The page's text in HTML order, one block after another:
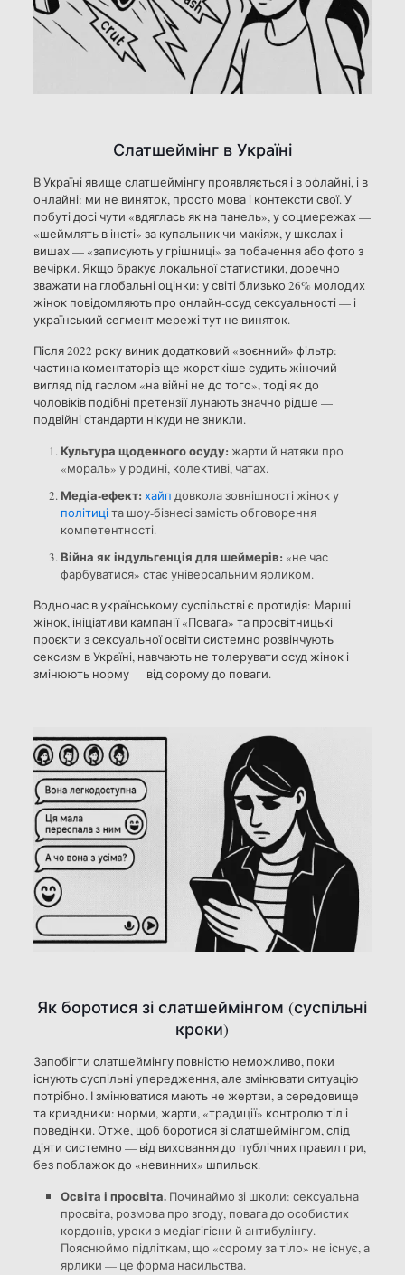
Слатшеймінг в Україні
В Україні явище слатшеймінгу проявляється і в офлайні, і в
онлайні: ми не виняток, просто мова і контексти свої. У
побуті досі чути «вдяглась як на панель», у соцмережах —
«шеймлять в інсті» за купальник чи макіяж, у школах і
вишах — «записують у грішниці» за побачення або фото з
вечірки. Якщо бракує локальної статистики, доречно
зважати на глобальні оцінки: у світі близько 26% молодих
жінок повідомляють про онлайн-осуд сексуальності — і
український сегмент мережі тут не виняток.
Після 2022 року виник додатковий «воєнний» фільтр:
частина коментаторів ще жорсткіше судить жіночий
вигляд під гаслом «на війні не до того», тоді як до
чоловіків подібні претензії лунають значно рідше —
подвійні стандарти нікуди не зникли.
Культура щоденного осуду: жарти й натяки про
«мораль» у родині, колективі, чатах.
Медіа-ефект: хайп довкола зовнішності жінок у
політиціта шоу-бізнесі замість обговорення
компетентності.
Війна як індульгенція для шеймерів: «не час
фарбуватися» стає універсальним ярликом.
Водночас в українському суспільстві є протидія: Марші
жінок, ініціативи кампанії «Повага» та просвітницькі
проєкти з сексуальної освіти системно розвінчують
сексизм в Україні, навчають не толерувати осуд жінок і
змінюють норму — від сорому до поваги.
Як боротися зі слатшеймінгом (суспільні
кроки)
Запобігти слатшеймінгу повністю неможливо, поки
існують суспільні упередження, але змінювати ситуацію
потрібно. І змінюватися мають не жертви, а середовище
та кривдники: норми, жарти, «традиції» контролю тіл і
поведінки. Отже, щоб боротися зі слатшеймінгом, слід
діяти системно — від виховання до публічних правил гри,
без поблажок до «невинних» шпильок.
Освіта і просвіта.Починаймо зі школи: сексуальна
просвіта, розмова про згоду, повага до особистих
кордонів, уроки з медіагігієни й антибулінгу.
Пояснюймо підліткам, що «сорому за тіло» не існує, а
ярлики — це форма насильства.